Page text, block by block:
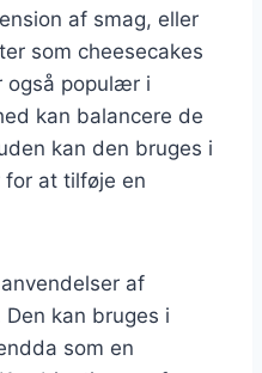
af smag, eller
som cheesecakes
også populær i
kan balancere de
kan den bruges i
for at tilføje en
af
kan bruges i
som en